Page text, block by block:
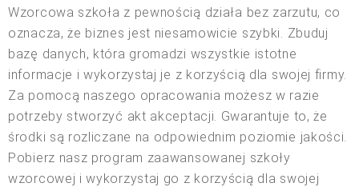
Wzorcowa szkoła z pewnością działa bez zarzutu, co
oznacza, że biznes jest niesamowicie szybki. Zbuduj
bazę danych, która gromadzi wszystkie istotne
informacje i wykorzystaj je z korzyścią dla swojej firmy.
Za pomocą naszego opracowania możesz w razie
potrzeby stworzyć akt akceptacji. Gwarantuje to, że
środki są rozliczane na odpowiednim poziomie jakości.
Pobierz nasz program zaawansowanej szkoły
wzorcowej i wykorzystaj go z korzyścią dla swojej